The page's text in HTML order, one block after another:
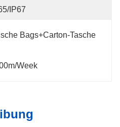
IP67
Bags+carton-Tasche
week